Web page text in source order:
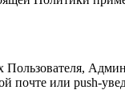
или push-